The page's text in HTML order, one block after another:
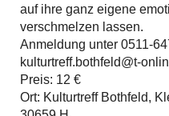
auf ihre ganz eigene
verschmelzen lassen.
Anmeldung unter 0511-
kulturtreff.bothfeld@t-
Preis: 12 €
Ort: Kulturtreff Bothfeld,